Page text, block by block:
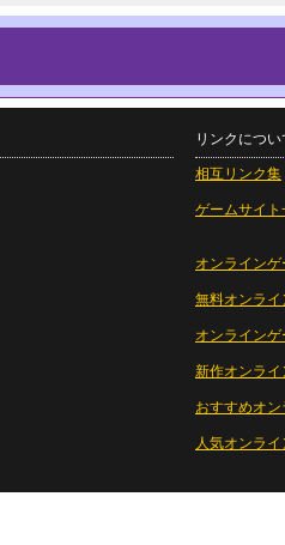
リンクについ
相互リンク集
ゲームサイト
オンラインゲ
無料オンライ
オンライン
新作オンライ
おすすめオ
人気オンラ